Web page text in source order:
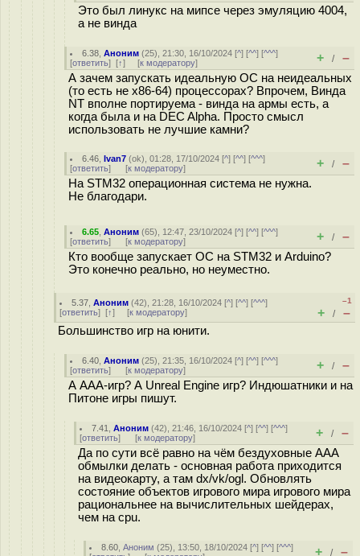
Это был линукс на мипсе через эмуляцию 4004,
а не винда
6.38 ,Аноним (25), 21:30, 16/10/2024 [^] [^^] [^^^]
[ответить] [↑] [к модератору] + / –
А зачем запускать идеальную ОС на неидеальных
(то есть не x86-64) процессорах? Впрочем, Винда
NT вполне портируема - винда на армы есть, а
когда была и на DEC Alpha. Просто смысл
использовать не лучшие камни?
6.46 ,Ivan7 (ok), 01:28, 17/10/2024 [^] [^^] [^^^]
[ответить] [к модератору] + / –
На STM32 операционная система не нужна.
Не благодари.
6.65 ,Аноним (65), 12:47, 23/10/2024 [^] [^^] [^^^]
[ответить] [к модератору] + / –
Кто вообще запускает ОС на STM32 и Arduino?
Это конечно реально, но неуместно.
5.37 ,Аноним (42), 21:28, 16/10/2024 [^] [^^] [^^^]
[ответить] [↑] [к модератору]
–1
+ / –
Большинство игр на юнити.
6.40 ,Аноним (25), 21:35, 16/10/2024 [^] [^^] [^^^]
[ответить] [к модератору] + / –
А AAA-игр? А Unreal Engine игр? Индюшатники и на
Питоне игры пишут.
7.41 ,Аноним (42), 21:46, 16/10/2024 [^] [^^] [^^^]
[ответить] [к модератору] + / –
Да по сути всё равно на чём бездуховные ААА
обмылки делать - основная работа приходится
на видеокарту, а там dx/vk/ogl. Обновлять
состояние объектов игрового мира игрового мира
рациональнее на вычислительных шейдерах,
чем на cpu.
8.60 ,Аноним (25), 13:50, 18/10/2024 [^] [^^] [^^^]
+ / –